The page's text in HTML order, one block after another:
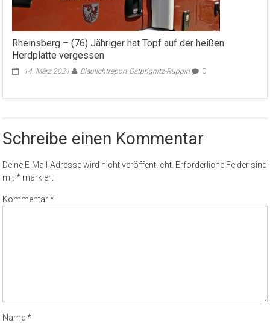
Rheinsberg – (76) Jähriger hat Topf auf der heißen
Herdplatte vergessen
14. März 2021 Blaulichtreport Ostprignitz-Ruppin 0
Schreibe einen Kommentar
Deine E-Mail-Adresse wird nicht veröffentlicht. Erforderliche Felder sind
mit* markiert
Kommentar*
Name*